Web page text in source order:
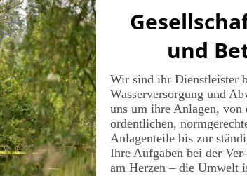
und
Wir sind ihr Dienstleister
Wasserversorgung und
uns um ihre Anlagen, von
ordentlichen,
Anlagenteile bis zur
Ihre Aufgaben bei der
am Herzen – die Umwelt